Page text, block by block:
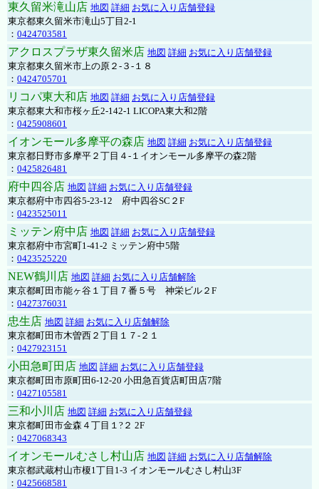
東久留米滝山店 地図 詳細 お気に入り店舗登録
東京都東久留米市滝山5丁目2-1
： 0424703581
アクロスプラザ東久留米店 地図 詳細 お気に入り店舗登録
東京都東久留米市上の原２-３-１８
： 0424705701
リコパ東大和店 地図 詳細 お気に入り店舗登録
東京都東大和市桜ヶ丘2-142-1 LICOPA東大和2階
： 0425908601
イオンモール多摩平の森店 地図 詳細 お気に入り店舗登録
東京都日野市多摩平２丁目４-１イオンモール多摩平の森2階
： 0425826481
府中四谷店 地図 詳細 お気に入り店舗登録
東京都府中市四谷5-23-12 府中四谷SC２F
： 0423525011
ミッテン府中店 地図 詳細 お気に入り店舗登録
東京都府中市宮町1-41-2 ミッテン府中5階
： 0423525220
NEW鶴川店 地図 詳細 お気に入り店舗解除
東京都町田市能ヶ谷１丁目７番５号 神栄ビル２F
： 0427376031
忠生店 地図 詳細 お気に入り店舗解除
東京都町田市木曽西２丁目１７-２１
： 0427923151
小田急町田店 地図 詳細 お気に入り店舗登録
東京都町田市原町田6-12-20 小田急百貨店町田店7階
： 0427105581
三和小川店 地図 詳細 お気に入り店舗登録
東京都町田市金森４丁目１?２ 2F
： 0427068343
イオンモールむさし村山店 地図 詳細 お気に入り店舗解除
東京都武蔵村山市榎1丁目1-3 イオンモールむさし村山3F
： 0425668581